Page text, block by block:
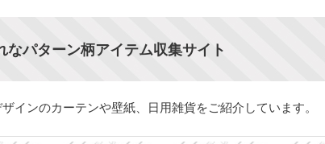
なパターン柄アイテム収集サイト
インのカーテンや壁紙、日用雑貨をご紹介しています。